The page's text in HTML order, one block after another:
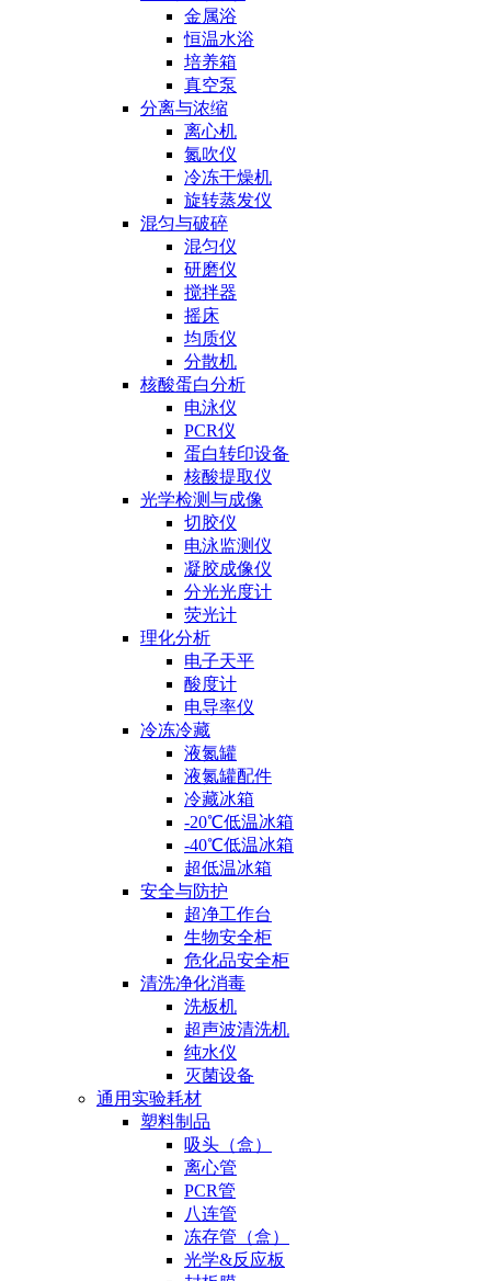
金属浴
恒温水浴
培养箱
真空泵
分离与浓缩
离心机
氮吹仪
冷冻干燥机
旋转蒸发仪
混匀与破碎
混匀仪
研磨仪
搅拌器
摇床
均质仪
分散机
核酸蛋白分析
电泳仪
PCR仪
蛋白转印设备
核酸提取仪
光学检测与成像
切胶仪
电泳监测仪
凝胶成像仪
分光光度计
荧光计
理化分析
电子天平
酸度计
电导率仪
冷冻冷藏
液氮罐
液氮罐配件
冷藏冰箱
-20℃低温冰箱
-40℃低温冰箱
超低温冰箱
安全与防护
超净工作台
生物安全柜
危化品安全柜
清洗净化消毒
洗板机
超声波清洗机
纯水仪
灭菌设备
通用实验耗材
塑料制品
吸头（盒）
离心管
PCR管
八连管
冻存管（盒）
光学&反应板